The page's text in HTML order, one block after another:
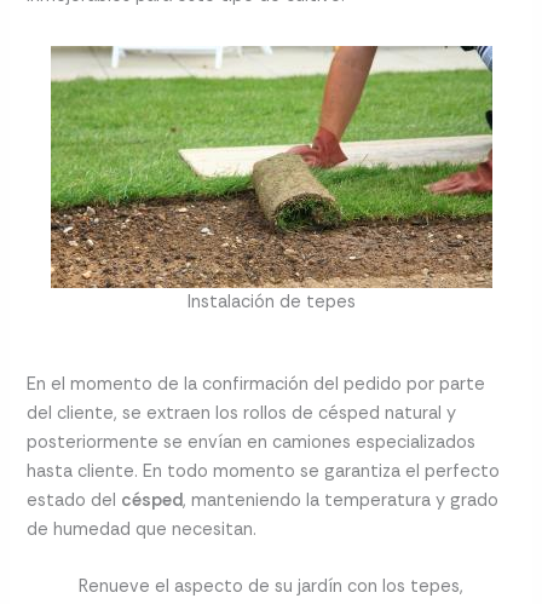
Instalación de tepes
En el momento de la confirmación del pedido por parte
del cliente, se extraen los rollos de césped natural y
posteriormente se envían en camiones especializados
hasta cliente. En todo momento se garantiza el perfecto
estado del césped, manteniendo la temperatura y grado
de humedad que necesitan.
Renueve el aspecto de su jardín con los tepes,